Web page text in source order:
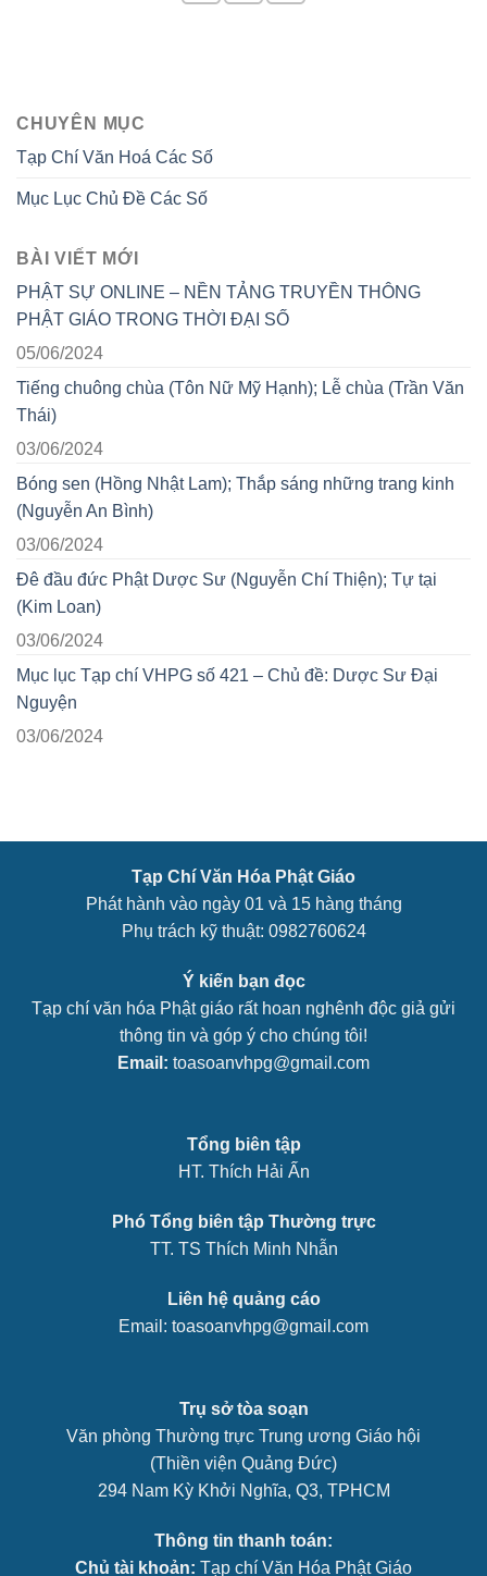
CHUYÊN MỤC
Tạp Chí Văn Hoá Các Số
Mục Lục Chủ Đề Các Số
BÀI VIẾT MỚI
PHẬT SỰ ONLINE – NỀN TẢNG TRUYỀN THÔNG
PHẬT GIÁO TRONG THỜI ĐẠI SỐ
05/06/2024
Tiếng chuông chùa (Tôn Nữ Mỹ Hạnh); Lễ chùa (Trần Văn
Thái)
03/06/2024
Bóng sen (Hồng Nhật Lam); Thắp sáng những trang kinh
(Nguyễn An Bình)
03/06/2024
Đê đầu đức Phật Dược Sư (Nguyễn Chí Thiện); Tự tại
(Kim Loan)
03/06/2024
Mục lục Tạp chí VHPG số 421 – Chủ đề: Dược Sư Đại
Nguyện
03/06/2024
Tạp Chí Văn Hóa Phật Giáo
Phát hành vào ngày 01 và 15 hàng tháng
Phụ trách kỹ thuật: 0982760624
Ý kiến bạn đọc
Tạp chí văn hóa Phật giáo rất hoan nghênh độc giả gửi
thông tin và góp ý cho chúng tôi!
Email: toasoanvhpg@gmail.com
Tổng biên tập
HT. Thích Hải Ấn
Phó Tổng biên tập Thường trực
TT. TS Thích Minh Nhẫn
Liên hệ quảng cáo
Email: toasoanvhpg@gmail.com
Trụ sở tòa soạn
Văn phòng Thường trực Trung ương Giáo hội
(Thiền viện Quảng Đức)
294 Nam Kỳ Khởi Nghĩa, Q3, TPHCM
Thông tin thanh toán:
Chủ tài khoản: Tạp chí Văn Hóa Phật Giáo